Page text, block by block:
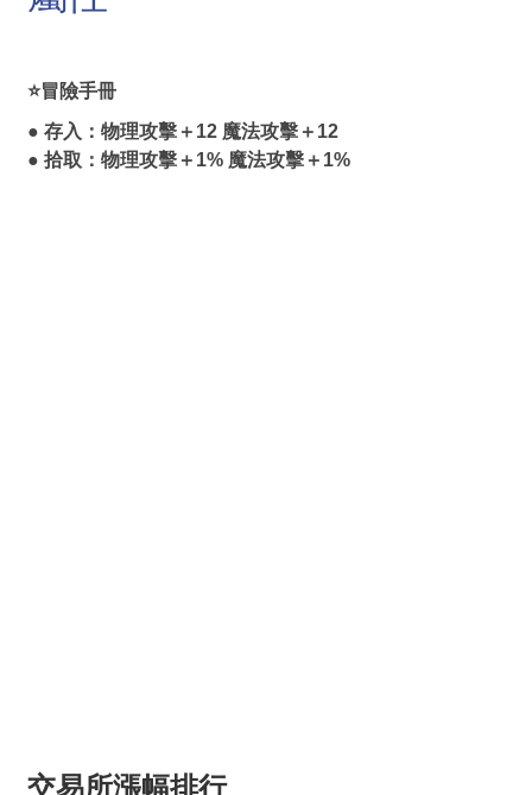
⭐冒險手冊
● 存入：物理攻擊＋12 魔法攻擊＋12
● 拾取：物理攻擊＋1% 魔法攻擊＋1%
交易所漲幅排行